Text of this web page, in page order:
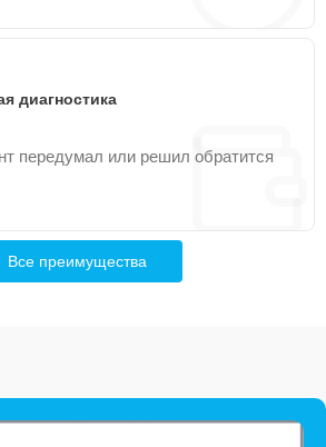
диагностика
передумал или решил обратится
Все преимущества